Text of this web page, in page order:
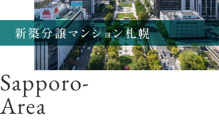
新築分譲マンション札幌
Sapporo-
Area